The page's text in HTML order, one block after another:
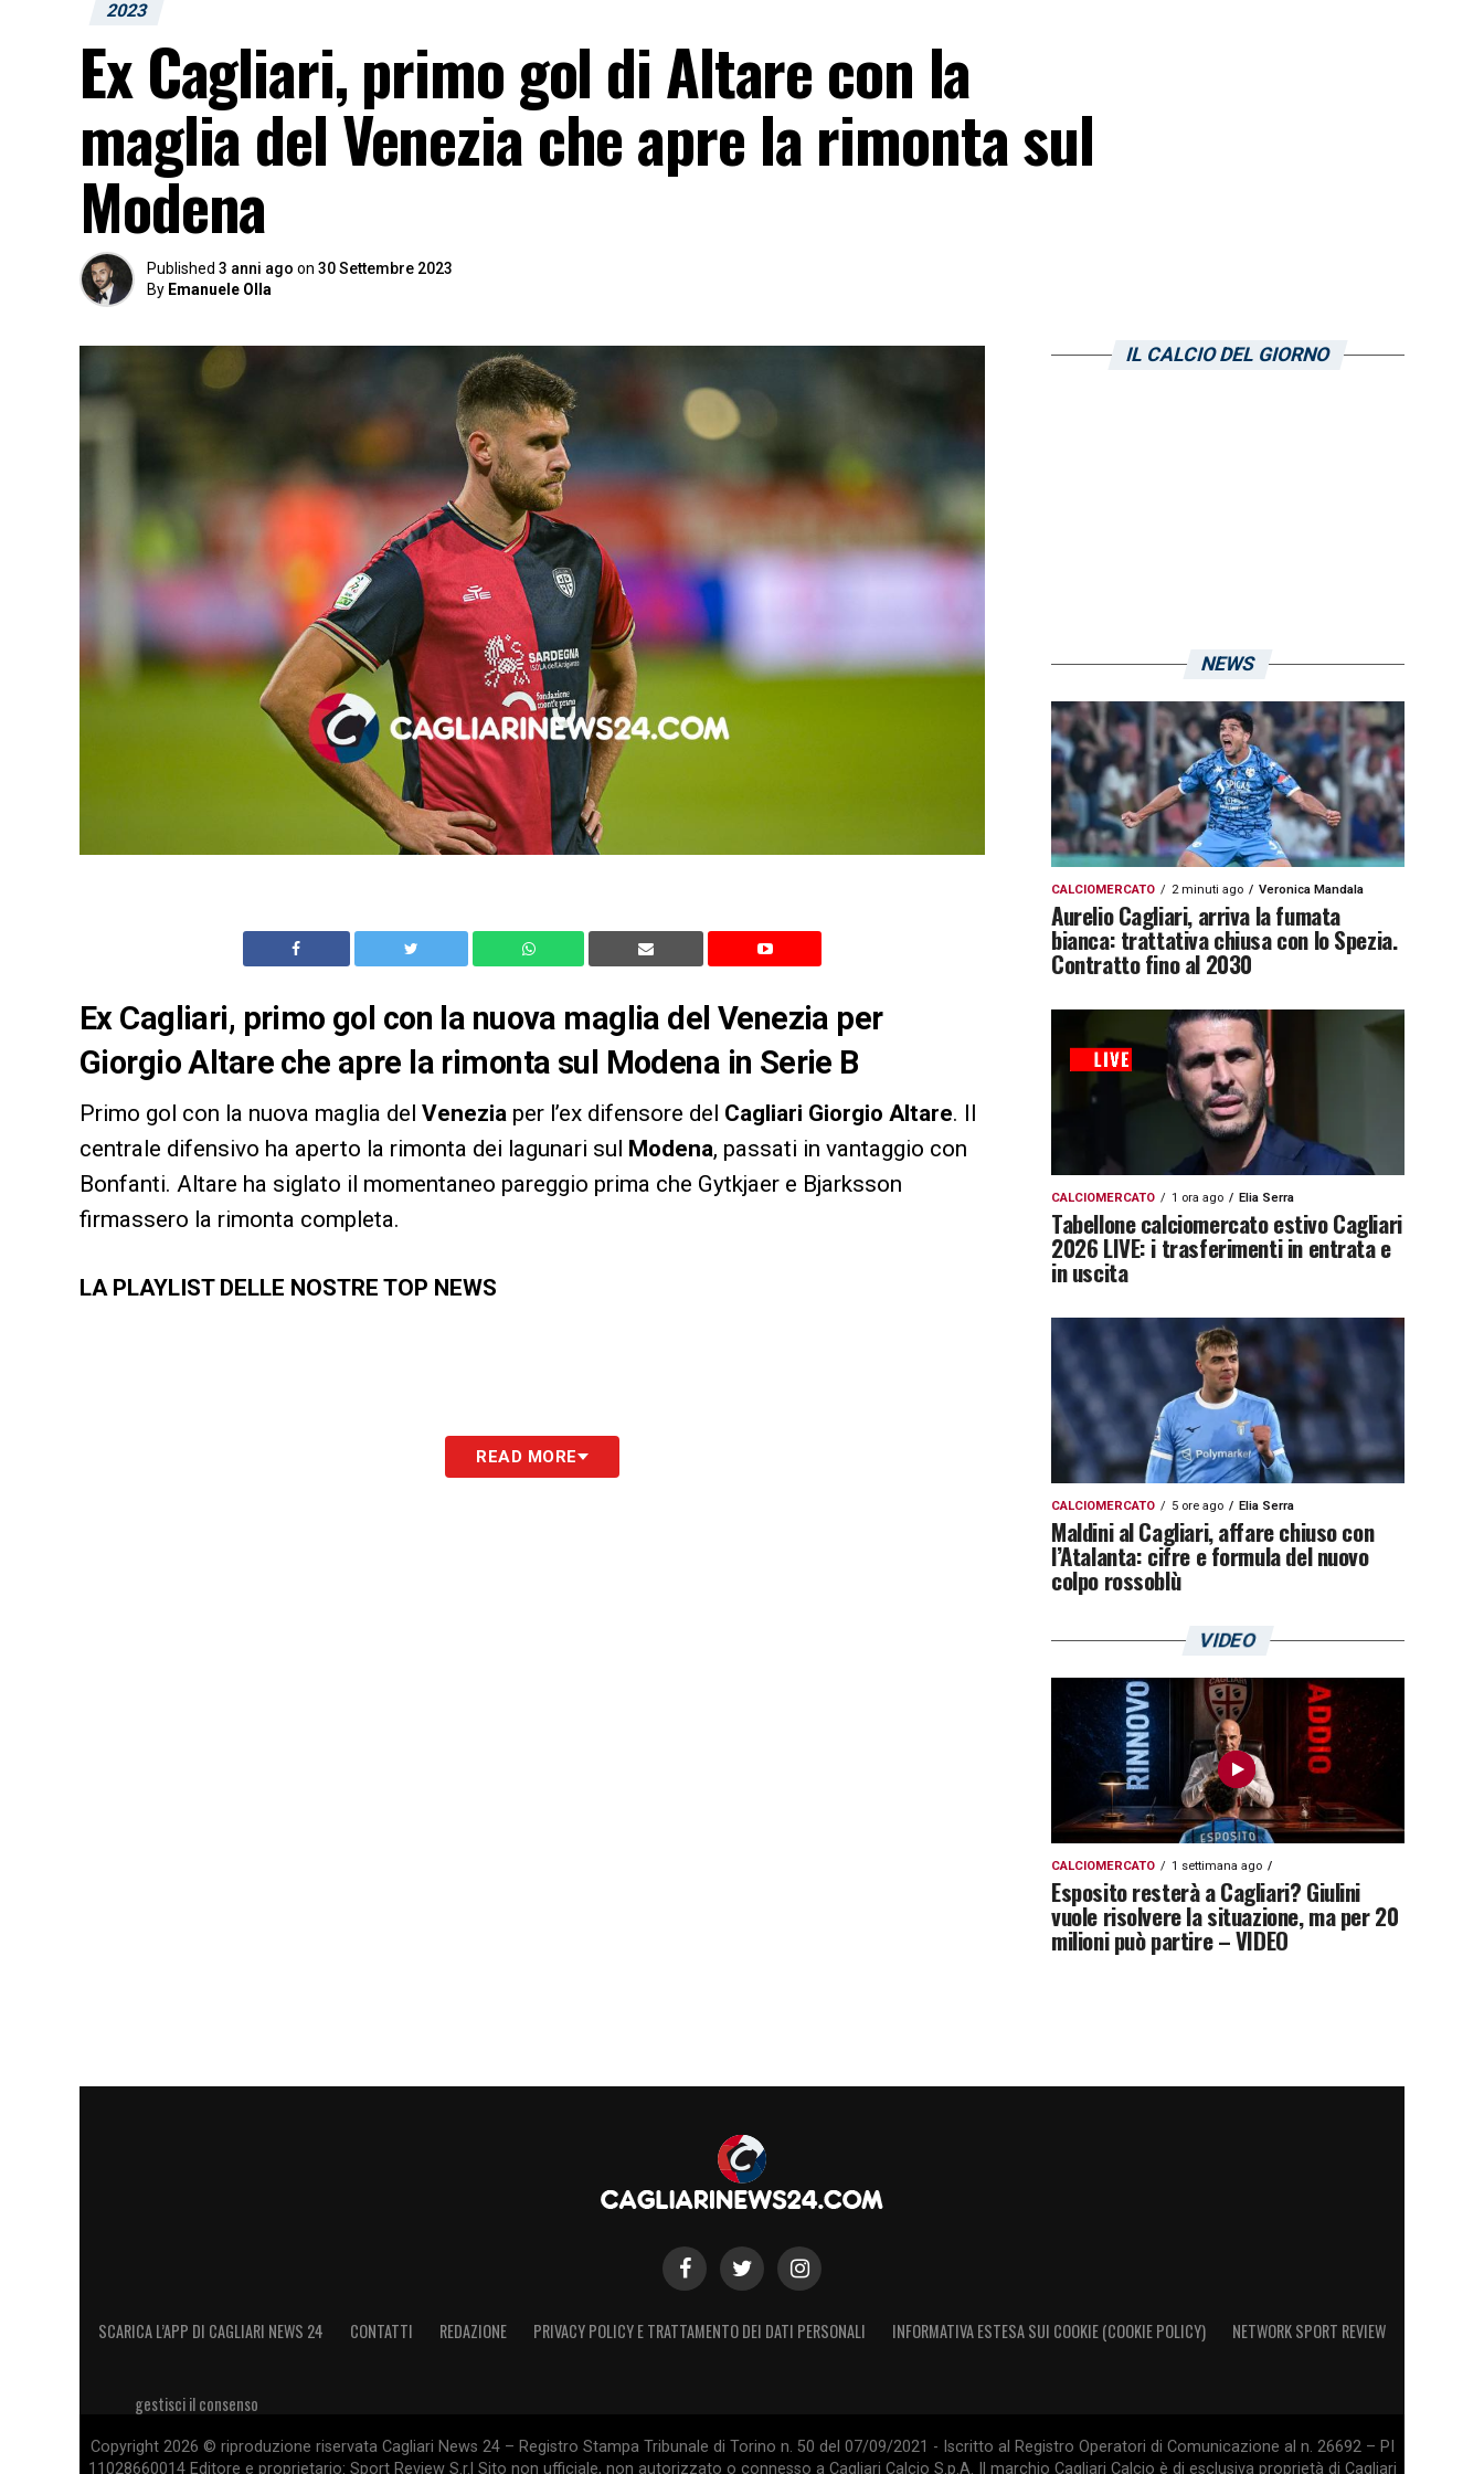
2023
Ex Cagliari, primo gol di Altare con la
maglia del Venezia che apre la rimonta sul
Modena
Published 3 anni ago on 30 Settembre 2023
By Emanuele Olla
Ex Cagliari, primo gol con la nuova maglia del Venezia per
Giorgio Altare che apre la rimonta sul Modena in Serie B
Primo gol con la nuova maglia del Venezia per l’ex difensore del Cagliari Giorgio Altare. Il
centrale difensivo ha aperto la rimonta dei lagunari sul Modena, passati in vantaggio con
Bonfanti. Altare ha siglato il momentaneo pareggio prima che Gytkjaer e Bjarksson
firmassero la rimonta completa.
LA PLAYLIST DELLE NOSTRE TOP NEWS
READ MORE
IL CALCIO DEL GIORNO
NEWS
CALCIOMERCATO 2 minuti ago Veronica Mandala
Aurelio Cagliari, arriva la fumata
bianca: trattativa chiusa con lo Spezia.
Contratto fino al 2030
CALCIOMERCATO 1 ora ago Elia Serra
Tabellone calciomercato estivo Cagliari
2026 LIVE: i trasferimenti in entrata e
in uscita
CALCIOMERCATO 5 ore ago Elia Serra
Maldini al Cagliari, affare chiuso con
l’Atalanta: cifre e formula del nuovo
colpo rossoblù
VIDEO
CALCIOMERCATO 1 settimana ago
Esposito resterà a Cagliari? Giulini
vuole risolvere la situazione, ma per 20
milioni può partire – VIDEO
SCARICA L’APP DI CAGLIARI NEWS 24 CONTATTI REDAZIONE PRIVACY POLICY E TRATTAMENTO DEI DATI PERSONALI INFORMATIVA ESTESA SUI COOKIE (COOKIE POLICY) NETWORK SPORT REVIEW
gestisci il consenso
Copyright 2026 © riproduzione riservata Cagliari News 24 – Registro Stampa Tribunale di Torino n. 50 del 07/09/2021 - Iscritto al Registro Operatori di Comunicazione al n. 26692 – PI
11028660014 Editore e proprietario: Sport Review S.r.l Sito non ufficiale, non autorizzato o connesso a Cagliari Calcio S.p.A. Il marchio Cagliari Calcio è di esclusiva proprietà di Cagliari